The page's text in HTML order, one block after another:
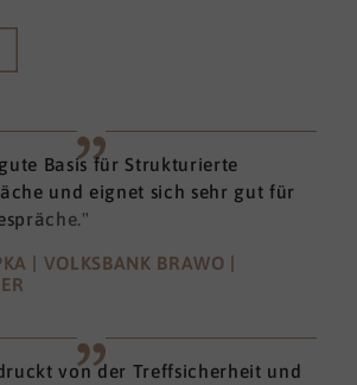
Basis für Strukturierte
und eignet sich sehr gut für
| VOLKSBANK BRAWO |
von der Treffsicherheit und